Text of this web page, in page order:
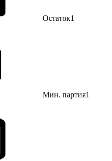
Остаток1
Мин. партия1